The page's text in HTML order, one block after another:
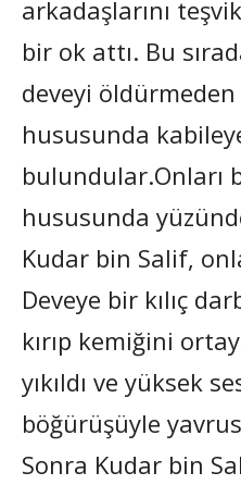
arkadaşlarını
bir ok attı. Bu
deveyi
hususunda
bulundular.Onları
hususunda
Kudar bin Salif,
Deveye bir kılıç
kırıp kemiğini
yıkıldı ve yüksek
böğürüşüyle
Sonra Kudar bin